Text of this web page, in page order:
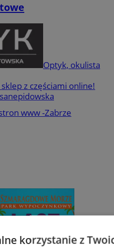
Optyk, okulista
z częściami online!
www -Zabrze
korzystanie z